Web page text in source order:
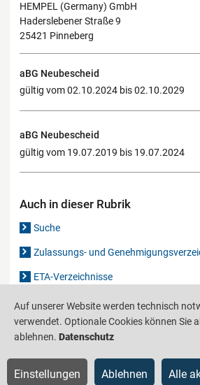
HEMPEL (Germany) GmbH
Haderslebener Straße 9
25421 Pinneberg
aBG Neubescheid
gültig vom 02.10.2024 bis 02.10.2029
aBG Neubescheid
gültig vom 19.07.2019 bis 19.07.2024
Auch in dieser Rubrik
Suche
Zulassungs- und
ETA-Verzeichnisse
Gutachten-Verzeichnis
Barrierefreiheit Datenschutz Impressum
Auf unserer Website werden technisch
verwendet. Optionale Cookies können Sie
ablehnen. Datenschutz
Einstellungen Ablehnen Alle